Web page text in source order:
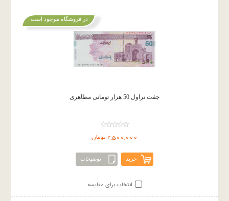
جفت تراول 50 هزار تومانی مظاهری
2,500,000 تومان
خرید توضیحات
در فروشگاه موجود است.
انتخاب برای مقایسه